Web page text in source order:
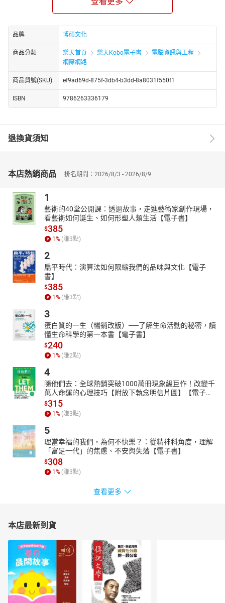
鍵字廣告、Google Ads關鍵字規劃工具、電商網站SEO、各類網頁
SEO、Mobile SEO、語音搜尋SEO、臉書SEO、IG SEO、YouTube
SEO、SEO數據分析─Google Analytics、ChatGPT在行銷領域的應
用、讓ChatGPT將YouTube影片轉成音檔、SEO行銷與ChatGPT…
▶ ChatGPT與SEO的超強整合攻略
▶ 超強SEO的集客魔法術SERP排名最優化
▶ 輕鬆掌握超級黃金關鍵字的贏家袐笈
個人企業主、企劃行銷窗口、品牌產品經理、數位行銷專員、社群
小編與相關網際網路從業人員。
品牌 博碩文化
商品分類 樂天首頁 樂天Kobo電子書
電腦資訊與工程
網際網路
商品貨號(SKU) ef9ad69d-875f-3db4-b3dd-8a8031f550f1
ISBN 9786263336179
退換貨須知
本店熱銷商品 排名期間：2026/8/3 - 2026/8/9
1
藝術的40堂公開課：透過故事，走進藝術家創作現場，
看藝術如何誕生、如何形塑人類生活【電子書】
$385
1 % (賺3點)
2
扁平時代：演算法如何限縮我們的品味與文化【電子
書】
$385
1 % (賺3點)
3
蛋白質的一生（暢銷改版）──了解生命活動的秘密，讀
懂生命科學的第一本書【電子書】
$240
1 % (賺2點)
4
隨他們去：全球熱銷突破1000萬冊現象級巨作！改變千
萬人命運的心理技巧【附放下執念明信片圖】【電子
書】
$315
1 % (賺3點)
5
理當幸福的我們，為何不快樂？：從精神科角度，理解
「富足一代」的焦慮、不安與失落【電子書】
$308
1 % (賺3點)
查看更多
本店最新到貨